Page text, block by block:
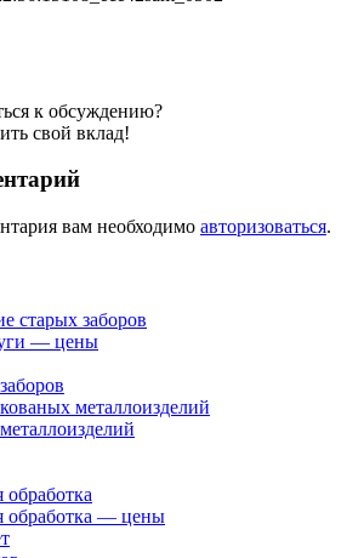
к обсуждению?
свой вклад!
вам необходимо авторизоваться.
старых заборов
— цены
металлоизделий
обработка
обработка — цены